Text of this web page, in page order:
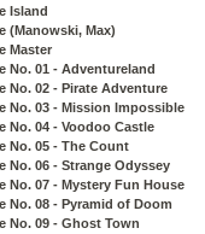
Island
(Manowski, Max)
Master
No. 01 - Adventureland
No. 02 - Pirate Adventure
No. 03 - Mission Impossible
No. 04 - Voodoo Castle
No. 05 - The Count
No. 06 - Strange Odyssey
No. 07 - Mystery Fun House
No. 08 - Pyramid of Doom
No. 09 - Ghost Town